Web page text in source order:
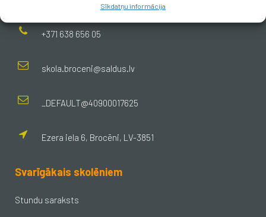
Sīkdatņu informācija
+371 638 656 05
skola.broceni@saldus.lv
_DEFAULT@40900017625
Ezera iela 6, Brocēni, LV-3851
Svarīgākais skolēniem
Stundu saraksts